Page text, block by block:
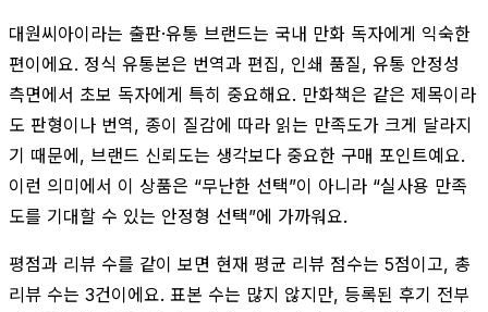
대원씨아이라는 출판·유통 브랜드는 국내 만화 독자에게 익숙한
편이에요. 정식 유통본은 번역과 편집, 인쇄 품질, 유통 안정성
측면에서 초보 독자에게 특히 중요해요. 만화책은 같은 제목이라
도 판형이나 번역, 종이 질감에 따라 읽는 만족도가 크게 달라지
기 때문에, 브랜드 신뢰도는 생각보다 중요한 구매 포인트예요.
이런 의미에서 이 상품은 “무난한 선택”이 아니라 “실사용 만족
도를 기대할 수 있는 안정형 선택”에 가까워요.
평점과 리뷰 수를 같이 보면 현재 평균 리뷰 점수는 5점이고, 총
리뷰 수는 3건이에요. 표본 수는 많지 않지만, 등록된 후기 전부